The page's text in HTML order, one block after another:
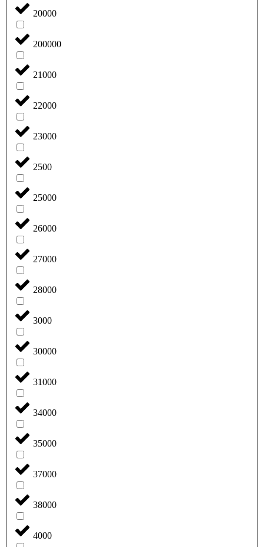
20000
200000
21000
22000
23000
2500
25000
26000
27000
28000
3000
30000
31000
34000
35000
37000
38000
4000